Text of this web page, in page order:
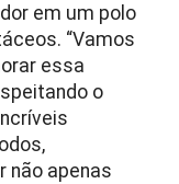
em um polo
“Vamos
essa
o
não apenas